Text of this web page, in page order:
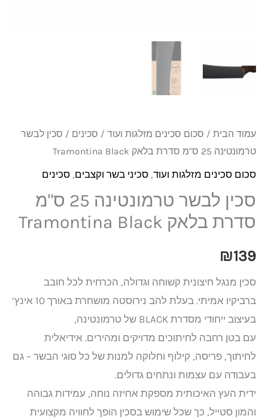
עמוד הבית / סכום סכינים מזלגות ועוד / סכינים / סכין לבשר
טרמונטינה 25 ס"מ סדרת בלאק Tramontina Black
סכום סכינים מזלגות ועוד, סכיני בשר וקצבים, סכינים
סכין לבשר טרמונטינה 25 ס"מ
סדרת בלאק Tramontina Black
₪139
סכין מנגל חיצונית קשוחה וגדולה, הכרחית לכל חובב
ברביקיו אמיתי. בעלת להב נירוסטה מושחרת באורך 10 אינץ’
בעיצוב ייחודי מסדרת BLACK של טרמונטינה,
עם בטן רחבה לחיתוכים מדויקים ומהירים. אידיאלית
לחיתוך, פריסה, קילוף וחלוקה למנות של כל סוגי הבשר – גם
בעבודה עם עצמות ונתחים גדולים.
ידית העץ האיכותית מספקת אחיזה נוחה, עמידות גבוהה
והמון סטייל, כך שכל שימוש בסכין הופך לחוויה מקצועית
בלאק
Tramontina